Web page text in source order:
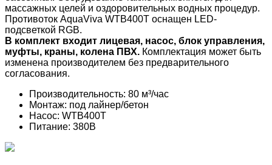
массажных целей и оздоровительных водных процедур.
Противоток AquaViva WTB400T оснащен LED-
подсветкой RGB.
В комплект входит лицевая, насос, блок управления,
муфты, краны, колена ПВХ. Комплектация может быть
изменена производителем без предварительного
согласования.
Производительность: 80 м³/час
Монтаж: под лайнер/бетон
Насос: WTB400T
Питание: 380В